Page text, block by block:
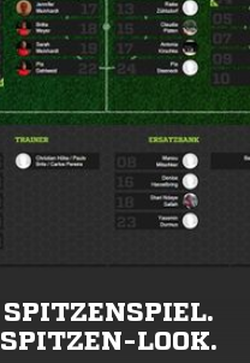
SPITZENSPIEL.
SPITZEN-LOOK.